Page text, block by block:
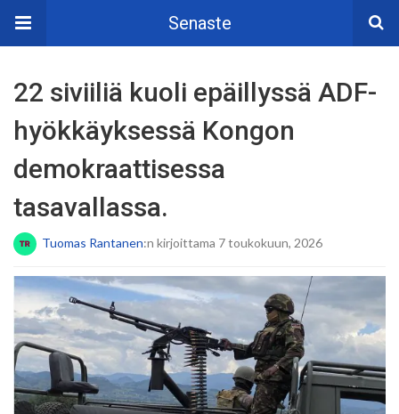
Senaste
22 siviiliä kuoli epäillyssä ADF-
hyökkäyksessä Kongon
demokraattisessa
tasavallassa.
Tuomas Rantanen:n kirjoittama 7 toukokuun, 2026